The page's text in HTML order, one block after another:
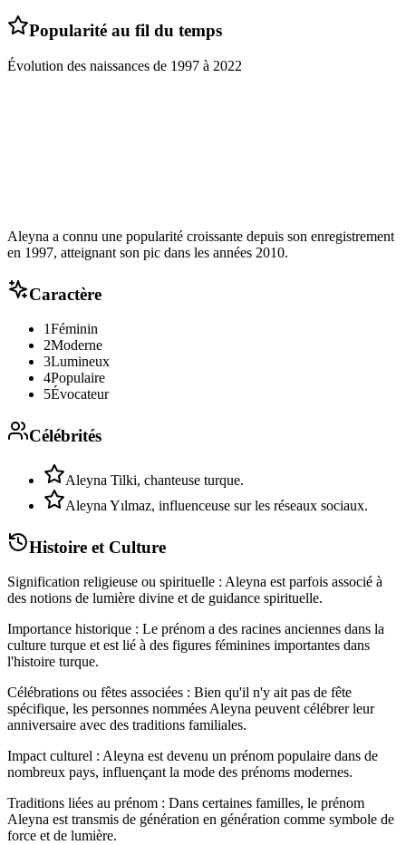
Popularité au fil du temps
Évolution des naissances de 1997 à 2022
Aleyna a connu une popularité croissante depuis son enregistrement
en 1997, atteignant son pic dans les années 2010.
Caractère
1Féminin
2Moderne
3Lumineux
4Populaire
5Évocateur
Célébrités
Aleyna Tilki, chanteuse turque.
Aleyna Yılmaz, influenceuse sur les réseaux sociaux.
Histoire et Culture
Signification religieuse ou spirituelle : Aleyna est parfois associé à
des notions de lumière divine et de guidance spirituelle.
Importance historique : Le prénom a des racines anciennes dans la
culture turque et est lié à des figures féminines importantes dans
l'histoire turque.
Célébrations ou fêtes associées : Bien qu'il n'y ait pas de fête
spécifique, les personnes nommées Aleyna peuvent célébrer leur
anniversaire avec des traditions familiales.
Impact culturel : Aleyna est devenu un prénom populaire dans de
nombreux pays, influençant la mode des prénoms modernes.
Traditions liées au prénom : Dans certaines familles, le prénom
Aleyna est transmis de génération en génération comme symbole de
force et de lumière.